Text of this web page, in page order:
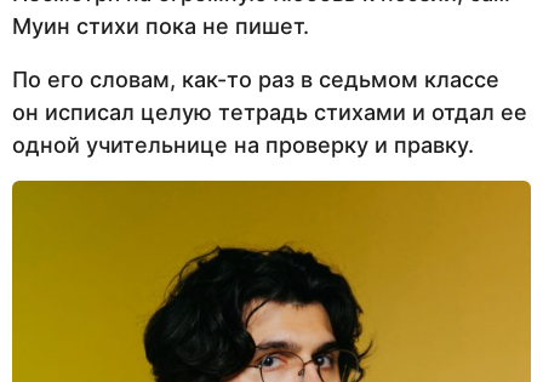
Муин стихи пока не пишет.
По его словам, как-то раз в седьмом классе
он исписал целую тетрадь стихами и отдал ее
одной учительнице на проверку и правку.